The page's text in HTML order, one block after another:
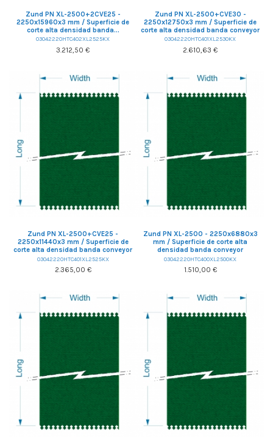
Zund PN XL-2500+2CVE25 -
2250x15960x3 mm / Superficie de
corte alta densidad banda...
03042220HTC402XL2525KX
3.212,50 €
Zund PN XL-2500+CVE30 -
2250x12750x3 mm / Superficie de
corte alta densidad banda conveyor
03042220HTC401XL2530KX
2.610,63 €
Zund PN XL-2500+CVE25 -
2250x11440x3 mm / Superficie de
corte alta densidad banda conveyor
03042220HTC401XL2525KX
2.365,00 €
Zund PN XL-2500 - 2250x6880x3
mm / Superficie de corte alta
densidad banda conveyor
03042220HTC400XL2500KX
1.510,00 €